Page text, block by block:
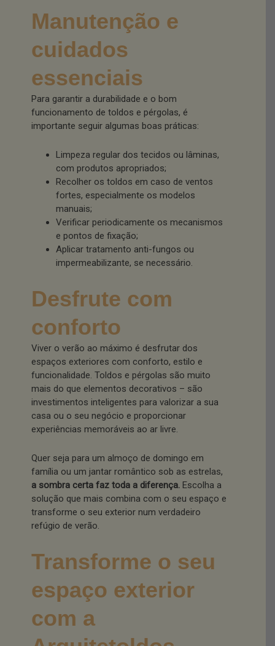
Manutenção e
cuidados
essenciais
Para garantir a durabilidade e o bom
funcionamento de toldos e pérgolas, é
importante seguir algumas boas práticas:
Limpeza regular dos tecidos ou lâminas,
com produtos apropriados;
Recolher os toldos em caso de ventos
fortes, especialmente os modelos
manuais;
Verificar periodicamente os mecanismos
e pontos de fixação;
Aplicar tratamento anti-fungos ou
impermeabilizante, se necessário.
Desfrute com
conforto
Viver o verão ao máximo é desfrutar dos
espaços exteriores com conforto, estilo e
funcionalidade. Toldos e pérgolas são muito
mais do que elementos decorativos – são
investimentos inteligentes para valorizar a sua
casa ou o seu negócio e proporcionar
experiências memoráveis ao ar livre.
Quer seja para um almoço de domingo em
família ou um jantar romântico sob as estrelas,
a sombra certa faz toda a diferença. Escolha a
solução que mais combina com o seu espaço e
transforme o seu exterior num verdadeiro
refúgio de verão.
Transforme o seu
espaço exterior
com a